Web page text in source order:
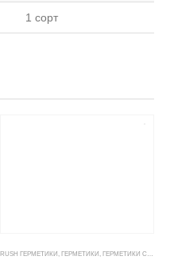
1 сорт
,ГЕРМЕТИКИ, КЛЕИ, ПЕНЫ,ЦЕНОВЫЕ
RUSH ГЕРМЕТИКИ, ГЕРМЕТИКИ, ГЕРМЕТИКИ СИЛИКОНОВЫЕ